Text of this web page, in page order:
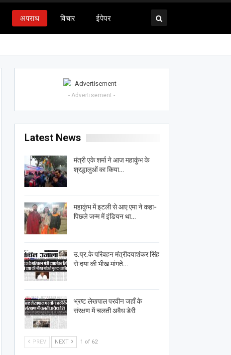
अपराध विचार ईपेपर
- Advertisement -
Latest News
मंत्री एके शर्मा ने आज महाकुंभ के
श्रद्धालुओं का किया…
महाकुंभ में इटली से आए एमा ने कहा-
पिछले जन्म में इंडियन था…
उ.प्र.के परिवहन मंत्रीदयाशंकर सिंह
से दया की भीख मांगते…
भ्रष्ट लेखपाल परवीन जहाँ के
संरक्षण में चलती अवैध डेरी
PREV NEXT 1 of 62